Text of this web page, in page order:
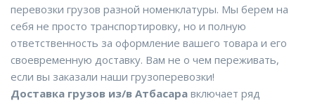
перевозки грузов разной номенклатуры. Мы берем на
себя не просто транспортировку, но и полную
ответственность за оформление вашего товара и его
своевременную доставку. Вам не о чем переживать,
если вы заказали наши грузоперевозки!
Доставка грузов из/в Атбасара включает ряд